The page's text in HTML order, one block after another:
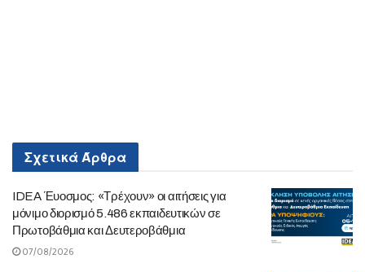
ΣχετικάΆρθρα
IDEA Έυοσμος: «Τρέχουν» οι αιτήσεις για
μόνιμο διορισμό 5.486 εκπαιδευτικών σε
Πρωτοβάθμια και Δευτεροβάθμια
07/08/2026